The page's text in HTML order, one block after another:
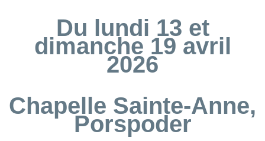
Du lundi 13 et
dimanche 19 avril
2026
Chapelle Sainte-Anne,
Porspoder